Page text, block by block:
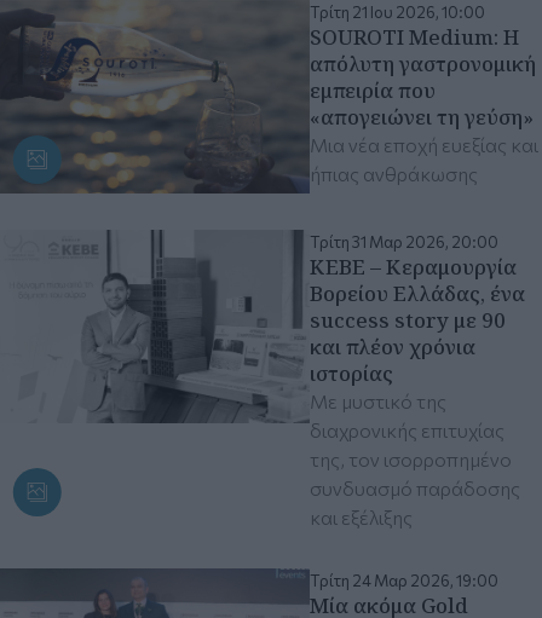
Τρίτη 21 Ιου 2026, 10:00
SOUROTI Medium: Η
απόλυτη γαστρονομική
εμπειρία που
«απογειώνει τη γεύση»
Μια νέα εποχή ευεξίας και
ήπιας ανθράκωσης
Τρίτη 31 Μαρ 2026, 20:00
ΚΕΒΕ – Κεραμουργία
Βορείου Ελλάδας, ένα
success story με 90
και πλέον χρόνια
ιστορίας
Με μυστικό της
διαχρονικής επιτυχίας
της, τον ισορροπημένο
συνδυασμό παράδοσης
και εξέλιξης
Τρίτη 24 Μαρ 2026, 19:00
Μία ακόμα Gold